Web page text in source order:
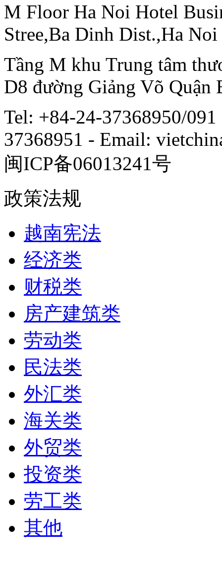
M Floor Ha Noi Hotel
Stree,Ba Dinh Dist.,Ha Noi
Tầng M khu Trung tâm
D8 đường Giảng Võ Quận
Tel: +84-24-37368950/
37368951 - Email:
闽ICP备06013241号
政策法规
越南宪法
经济类
财税类
房产建筑类
劳动类
民法类
外汇类
海关类
外贸类
投资类
劳工类
其他